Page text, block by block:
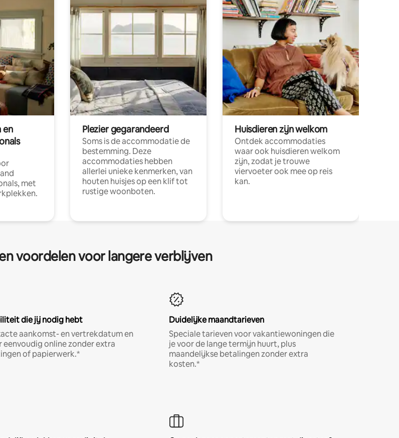
en
met
Plezier gegarandeerd
Soms is de accommodatie de
bestemming. Deze
accommodaties hebben
allerlei unieke kenmerken, van
houten huisjes op een klif tot
rustige woonboten.
Huisdieren zijn welkom
Ontdek accommodaties
waar ook huisdieren welkom
zijn, zodat je trouwe
viervoeter ook mee op reis
kan.
voordelen voor langere verblijven
die jij nodig hebt
aankomst- en vertrekdatum en
eenvoudig online zonder extra
of papierwerk.*
Duidelijke maandtarieven
Speciale tarieven voor vakantiewoningen die
je voor de lange termijn huurt, plus
maandelijkse betalingen zonder extra
kosten.*